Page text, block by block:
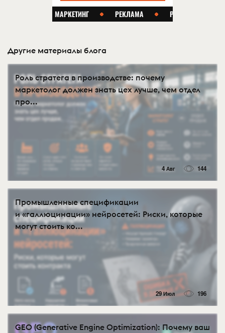
Другие материалы блога
Роль стратега в производстве: почему
маркетолог должен знать цех лучше, чем отдел
про...
4 Авг 144
Промышленные спецификации
и «галлюцинации» нейросетей: Риски, которые
могут стоить ко...
29 Июл 196
GEO (Generative Engine Optimization): Почему ваш